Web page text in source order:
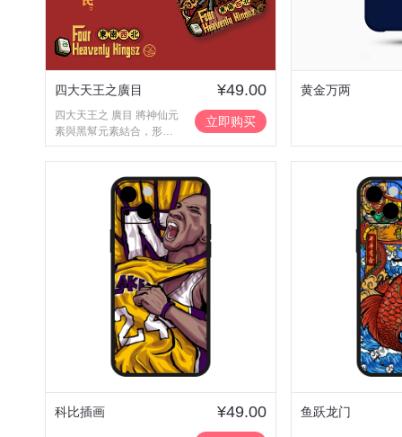
四大天王之廣目 ¥49.00
四大天王之 廣目 將神仙元
素與黑幫元素結合，形成
獨特的國潮風格插畫.
立即购买
黄金万两
科比插画 ¥49.00 鱼跃龙门